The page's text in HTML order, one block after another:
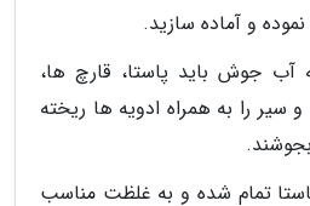
و آماده سازید.
آب جوش باید پاستا، قارچ ها،
سیر را به همراه ادویه ها ریخته
تمام شده و به غلظت مناسب